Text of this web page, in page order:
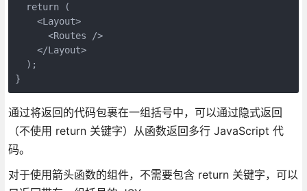
  return (
    <Layout>
      <Routes />
    </Layout>
  );
}
通过将返回的代码包裹在一组括号中，可以通过隐式返回
（不使用 return 关键字）从函数返回多行 JavaScript 代
码。
对于使用箭头函数的组件，不需要包含 return 关键字，可以